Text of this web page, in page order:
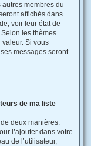
membres du
affichés dans
voir leur état de
les thèmes
Si vous
messages seront
de ma liste
deux manières.
l’ajouter dans votre
de l’utilisateur,